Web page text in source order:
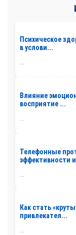
Психическое
в услови...
...
Влияние
восприятие ...
...
Телефонные
эффективности
Как стать
привлекател...
...